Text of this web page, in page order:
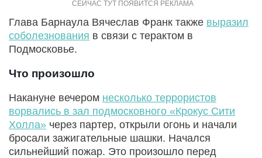
Глава Барнаула Вячеслав Франк также выразил
соболезнования в связи с терактом в
Подмосковье.
Что произошло
Накануне вечером несколько террористов
ворвались в зал подмосковного «Крокус Сити
Холла» через партер, открыли огонь и начали
бросали зажигательные шашки. Начался
сильнейший пожар. Это произошло перед